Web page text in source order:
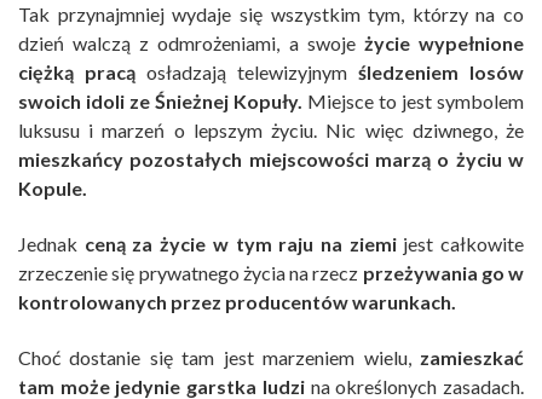
Tak przynajmniej wydaje się wszystkim tym, którzy na co
dzień walczą z odmrożeniami, a swojeżycie wypełnione
ciężką pracą osładzają telewizyjnym śledzeniem losów
swoich idoli ze Śnieżnej Kopuły. Miejsce to jest symbolem
luksusu i marzeń o lepszym życiu. Nic więc dziwnego, że
mieszkańcy pozostałych miejscowości marzą o życiu w
Kopule.
Jednak ceną za życie w tym raju na ziemijest całkowite
zrzeczenie się prywatnego życia na rzecz przeżywania go w
kontrolowanych przez producentów warunkach.
Choć dostanie się tam jest marzeniem wielu, zamieszkać
tam może jedynie garstka ludzina określonych zasadach.